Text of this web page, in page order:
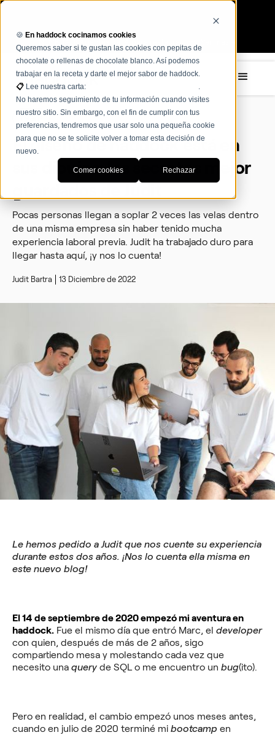
🍪 En haddock cocinamos cookies
Queremos saber si te gustan las cookies con pepitas de
chocolate o rellenas de chocolate blanco. Así podemos
trabajar en la receta y darte el mejor sabor de haddock.
📋 Lee nuestra carta:
.
No haremos seguimiento de tu información cuando visites
nuestro sitio. Sin embargo, con el fin de cumplir con tus
preferencias, tendremos que usar solo una pequeña cookie
para que no se te solicite volver a tomar esta decisión de
nuevo.
Comer cookies Rechazar
Team
El diseño de haddock está en
sus dibujos: los secretos mejor
Pocas personas llegan a soplar 2 veces las velas dentro
de una misma empresa sin haber tenido mucha
experiencia laboral previa. Judit ha trabajado duro para
llegar hasta aquí, ¡y nos lo cuenta!
Judit Bartra 13 Diciembre de 2022
Le hemos pedido a Judit que nos cuente su experiencia
durante estos dos años. ¡Nos lo cuenta ella misma en
este nuevo blog!
El 14 de septiembre de 2020 empezó mi aventura en
haddock. Fue el mismo día que entró Marc, el developer
con quien, después de más de 2 años, sigo
compartiendo mesa y molestando cada vez que
necesito una query de SQL o me encuentro un bug(ito).
Pero en realidad, el cambio empezó unos meses antes,
cuando en julio de 2020 terminé mi bootcamp en